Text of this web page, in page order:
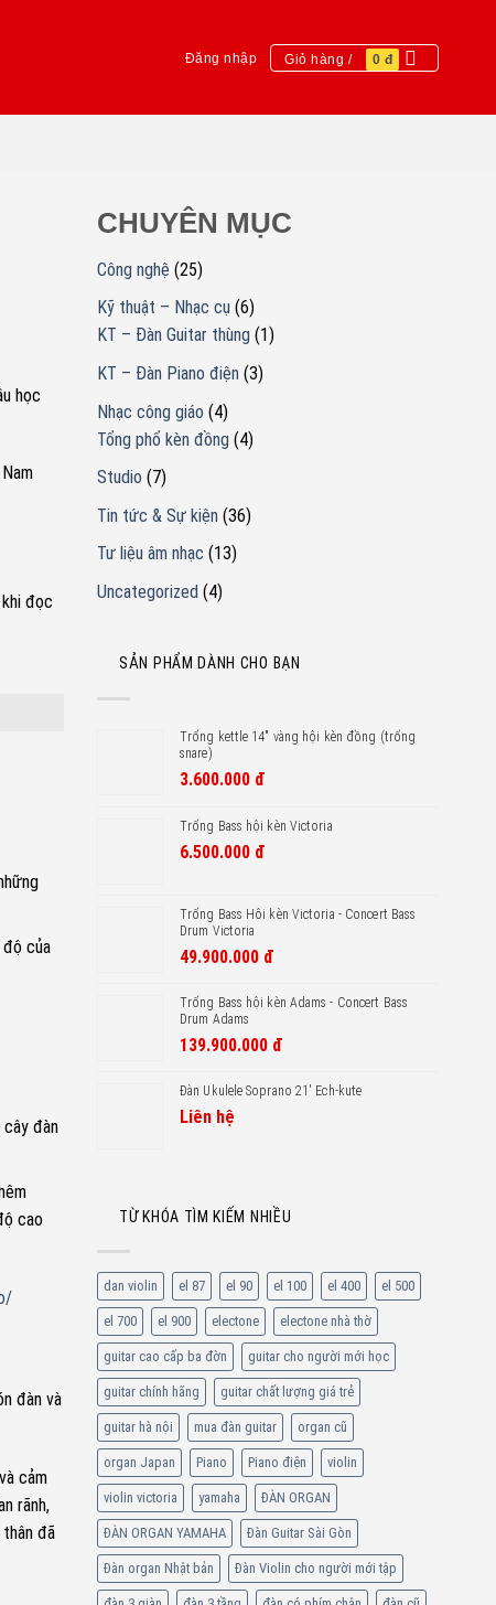
Đăng nhập Giỏ hàng / 0 đ
học
đọc
của
đàn
cao
đàn và
cảm
rãnh,
đã
CHUYÊN MỤC
Công nghệ (25)
Kỹ thuật – Nhạc cụ (6)
KT – Đàn Guitar thùng (1)
KT – Đàn Piano điện (3)
Nhạc công giáo (4)
Tổng phổ kèn đồng (4)
Studio (7)
Tin tức & Sự kiện (36)
Tư liệu âm nhạc (13)
Uncategorized (4)
SẢN PHẨM DÀNH CHO BẠN
Trống kettle 14" vàng hội kèn đồng (trống
snare)
3.600.000 đ
Trống Bass hội kèn Victoria
6.500.000 đ
Trống Bass Hôi kèn Victoria - Concert Bass
Drum Victoria
49.900.000 đ
Trống Bass hội kèn Adams - Concert Bass
Drum Adams
139.900.000 đ
Đàn Ukulele Soprano 21′ Ech-kute
Liên hệ
TỪ KHÓA TÌM KIẾM NHIỀU
dan violin el 87 el 90 el 100 el 400 el 500
el 700 el 900 electone electone nhà thờ
guitar cao cấp ba đờn guitar cho người mới học
guitar chính hãng guitar chất lượng giá trẻ
guitar hà nội mua đàn guitar organ cũ
organ Japan Piano Piano điện violin
violin victoria yamaha ĐÀN ORGAN
ĐÀN ORGAN YAMAHA Đàn Guitar Sài Gòn
Đàn organ Nhật bản Đàn Violin cho người mới tập